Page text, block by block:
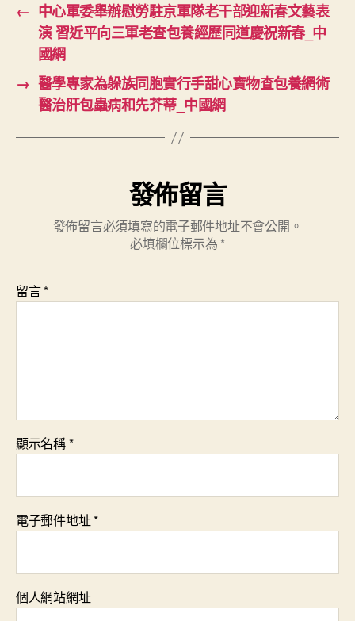
← 中心軍委舉辦慰勞駐京軍隊老干部迎新春文藝表
演 習近平向三軍老查包養經歷同道慶祝新春_中
國網
→ 醫學專家為躲族同胞實行手甜心寶物查包養網術
醫治肝包蟲病和先芥蒂_中國網
發佈留言
發佈留言必須填寫的電子郵件地址不會公開。
必填欄位標示為 *
留言*
顯示名稱*
電子郵件地址*
個人網站網址